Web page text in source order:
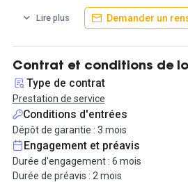
Accès privilégié aux salles Mozart et
opérationnel, immédiatement
Le secteur Opéra assure une
de transports, proximité immédiate des
Palais-Royal–Musée du Louvre et
et réduisent les temps de déplacement.
commerces et d’adresses culturelles
utile pour rendez-vous, transitions
après la journée.
Contactez-nous pour une visite.
Lire plus Demander un
Contrat et conditions de
Type de contrat
Prestation de service
Conditions d'entrées
Dépôt de garantie : 3 mois
Engagement et préavis
Durée d'engagement : 6 mois
Durée de préavis : 2 mois